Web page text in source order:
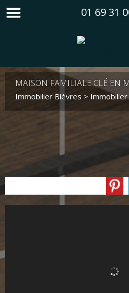
01 69 31
MAISON FAMILIALE CLÉ EN
Immobilier Bièvres >